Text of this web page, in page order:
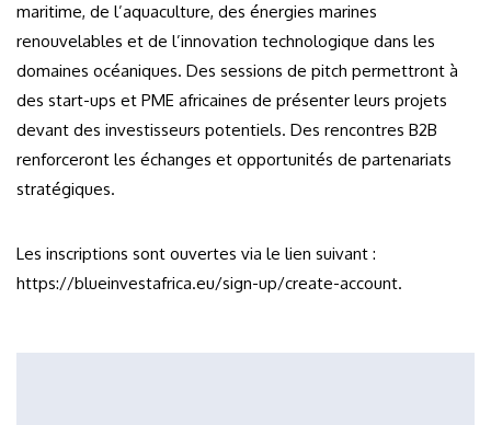
maritime, de l’aquaculture, des énergies marines
renouvelables et de l’innovation technologique dans les
domaines océaniques. Des sessions de pitch permettront à
des start-ups et PME africaines de présenter leurs projets
devant des investisseurs potentiels. Des rencontres B2B
renforceront les échanges et opportunités de partenariats
stratégiques.
Les inscriptions sont ouvertes via le lien suivant :
https://blueinvestafrica.eu/sign-up/create-account.